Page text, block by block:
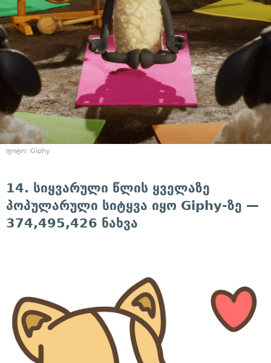
ფოტო: Giphy
14. სიყვარული წლის ყველაზე
პოპულარული სიტყვა იყო Giphy-ზე —
374,495,426 ნახვა